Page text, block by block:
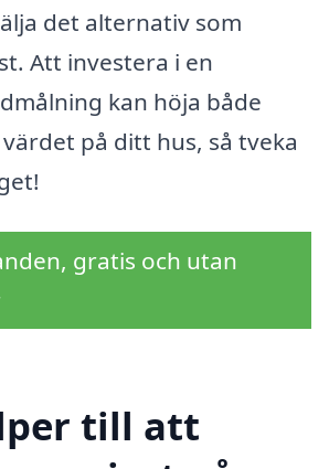
det alternativ som
Att investera i en
kan höja både
på ditt hus, så tveka
gratis och utan
till att